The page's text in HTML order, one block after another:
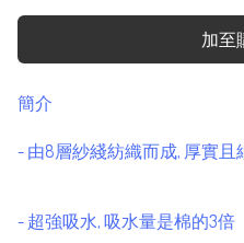
加至
簡介
- 由8層紗綫紡織而成, 厚實且
- 超強吸水, 吸水量是棉的3倍